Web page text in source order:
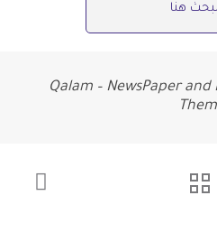
Qalam – NewsPaper